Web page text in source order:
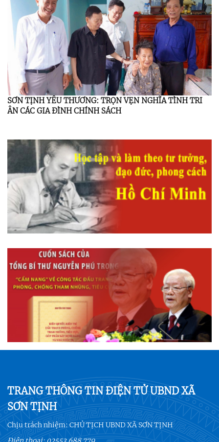
SƠN TỊNH YÊU THƯƠNG: TRỌN VẸN NGHĨA TÌNH TRI
ÂN CÁC GIA ĐÌNH CHÍNH SÁCH
TRANG THÔNG TIN ĐIỆN TỬ UBND XÃ
SƠN TỊNH
Chịu trách nhiệm:CHỦ TỊCH UBND XÃ SƠN TỊNH